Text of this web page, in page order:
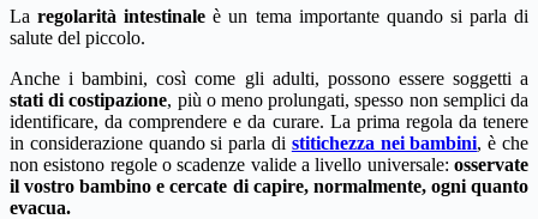
Laregolarità intestinale è un tema importante quando si parla di
salute del piccolo.
Anche i bambini, così come gli adulti, possono essere soggetti a
stati di costipazione, più o meno prolungati, spesso non semplici da
identificare, da comprendere e da curare. La prima regola da tenere
in considerazione quando si parla di stitichezza nei bambini, è che
non esistono regole o scadenze valide a livello universale: osservate
il vostro bambino e cercate di capire, normalmente, ogni quanto
evacua.